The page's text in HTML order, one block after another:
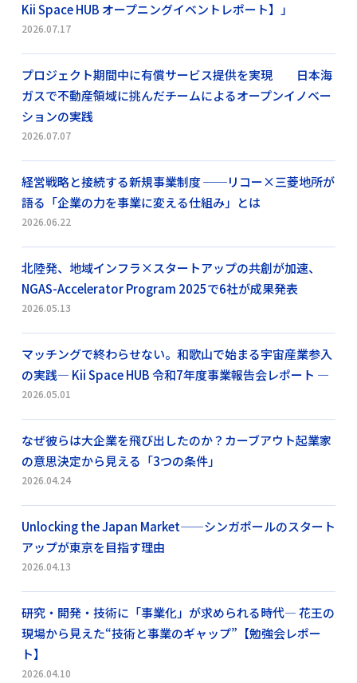
Kii Space HUB オープニングイベントレポート】」
2026.07.17
プロジェクト期間中に有償サービス提供を実現 日本海
ガスで不動産領域に挑んだチームによるオープンイノベー
ションの実践
2026.07.07
経営戦略と接続する新規事業制度 ──リコー×三菱地所が
語る「企業の力を事業に変える仕組み」とは
2026.06.22
北陸発、地域インフラ×スタートアップの共創が加速、
NGAS-Accelerator Program 2025で6社が成果発表
2026.05.13
マッチングで終わらせない。和歌山で始まる宇宙産業参入
の実践― Kii Space HUB 令和7年度事業報告会レポート ―
2026.05.01
なぜ彼らは大企業を飛び出したのか？カーブアウト起業家
の意思決定から見える「3つの条件」
2026.04.24
Unlocking the Japan Market——シンガポールのスタート
アップが東京を目指す理由
2026.04.13
研究・開発・技術に「事業化」が求められる時代― 花王の
現場から見えた“技術と事業のギャップ”【勉強会レポー
ト】
2026.04.10